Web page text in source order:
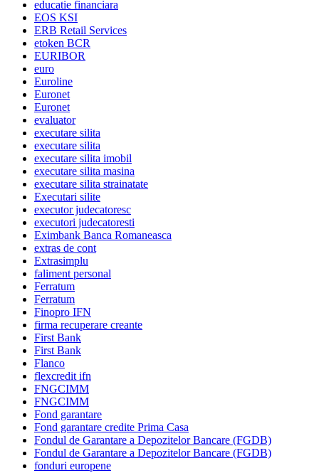
educatie financiara
EOS KSI
ERB Retail Services
etoken BCR
EURIBOR
euro
Euroline
Euronet
Euronet
evaluator
executare silita
executare silita
executare silita imobil
executare silita masina
executare silita strainatate
Executari silite
executor judecatoresc
executori judecatoresti
Eximbank Banca Romaneasca
extras de cont
Extrasimplu
faliment personal
Ferratum
Ferratum
Finopro IFN
firma recuperare creante
First Bank
First Bank
Flanco
flexcredit ifn
FNGCIMM
FNGCIMM
Fond garantare
Fond garantare credite Prima Casa
Fondul de Garantare a Depozitelor Bancare (FGDB)
Fondul de Garantare a Depozitelor Bancare (FGDB)
fonduri europene